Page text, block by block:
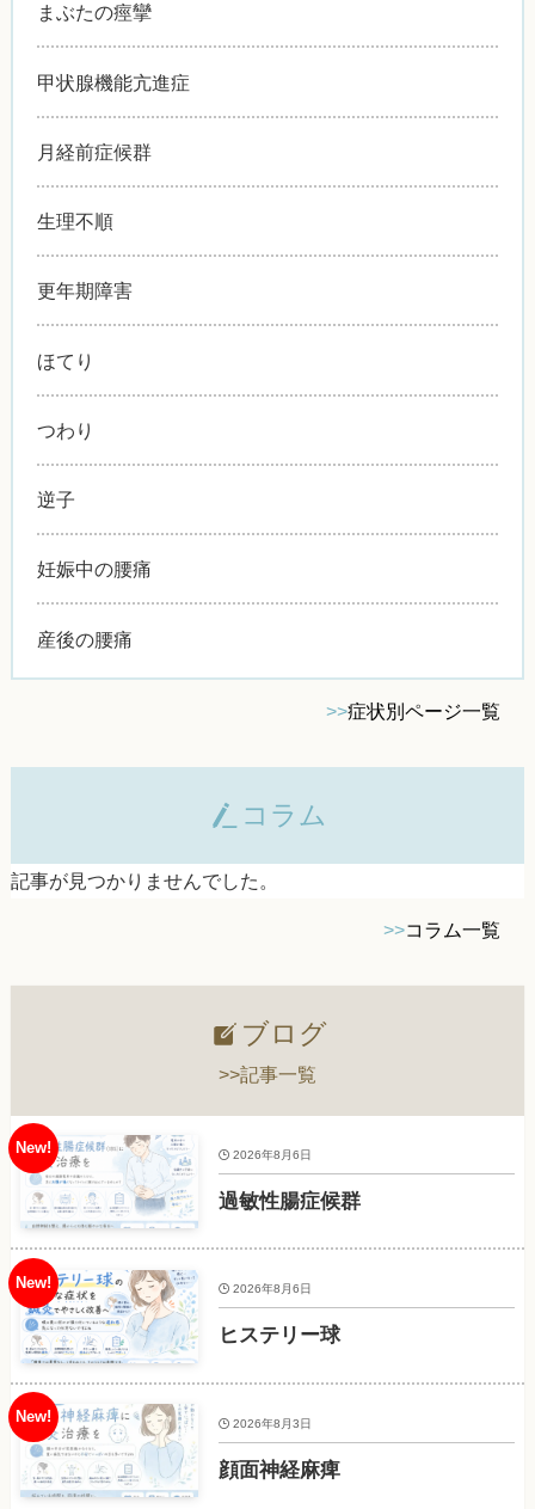
まぶたの痙攣
甲状腺機能亢進症
月経前症候群
生理不順
更年期障害
ほてり
つわり
逆子
妊娠中の腰痛
産後の腰痛
>>症状別ページ一覧
コラム
記事が見つかりませんでした。
>>コラム一覧
ブログ
>>記事一覧
過敏性腸症候群
2026年8月6日
ヒステリー球
2026年8月6日
顔面神経麻痺
2026年8月3日